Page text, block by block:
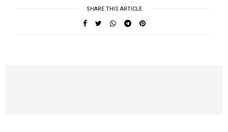
SHARE THIS ARTICLE